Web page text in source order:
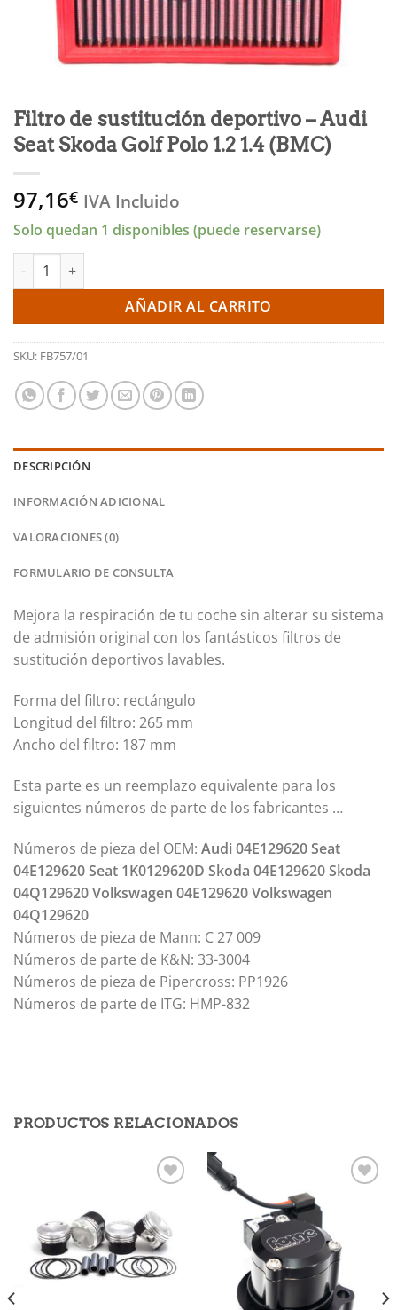
Filtro de sustitución deportivo – Audi
Seat Skoda Golf Polo 1.2 1.4 (BMC)
97,16€ IVA Incluido
Solo quedan 1 disponibles (puede reservarse)
Filtro de sustitución deportivo - Audi Seat Skoda Golf Polo 1.2
AÑADIR AL CARRITO
SKU: FB757/01
DESCRIPCIÓN
INFORMACIÓN ADICIONAL
VALORACIONES (0)
FORMULARIO DE CONSULTA
Mejora la respiración de tu coche sin alterar su sistema
de admisión original con los fantásticos filtros de
sustitución deportivos lavables.
Forma del filtro: rectángulo
Longitud del filtro: 265 mm
Ancho del filtro: 187 mm
Esta parte es un reemplazo equivalente para los
siguientes números de parte de los fabricantes …
Números de pieza del OEM: Audi 04E129620 Seat
04E129620 Seat 1K0129620D Skoda 04E129620 Skoda
04Q129620 Volkswagen 04E129620 Volkswagen
04Q129620
Números de pieza de Mann: C 27 009
Números de parte de K&N: 33-3004
Números de pieza de Pipercross: PP1926
Números de parte de ITG: HMP-832
PRODUCTOS RELACIONADOS
lista de
deseos